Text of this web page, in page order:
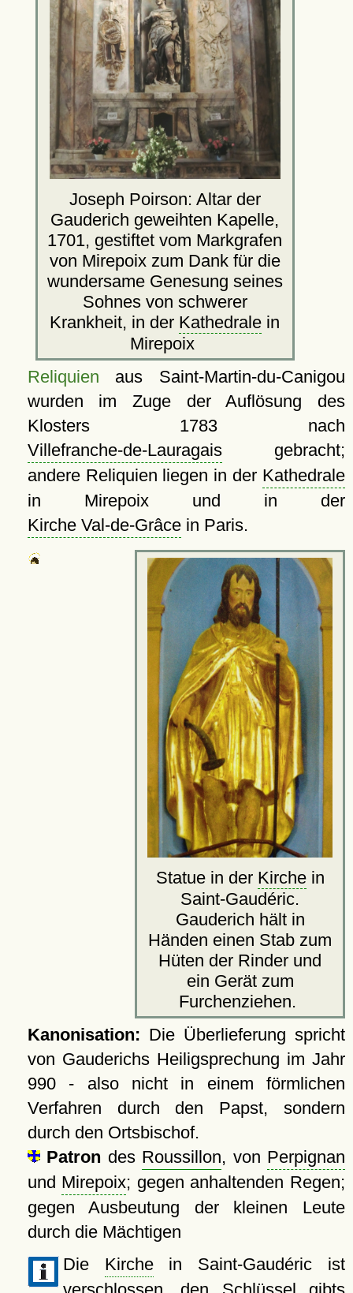
Joseph Poirson: Altar der
Gauderich geweihten Kapelle,
1701, gestiftet vom Markgrafen
von Mirepoix zum Dank für die
wundersame Genesung seines
Sohnes von schwerer
Krankheit, in der Kathedrale in
Mirepoix
Reliquien aus Saint-Martin-du-Canigou
wurden im Zuge der Auflösung des
Klosters 1783 nach
Villefranche-de-Lauragaisgebracht;
andere Reliquien liegen in der Kathedrale
in Mirepoix und in der
Kirche Val-de-Grâcein Paris.
Statue in der Kirchein
Saint-Gaudéric.
Gauderich hält in
Händen einen Stab zum
Hüten der Rinder und
ein Gerät zum
Furchenziehen.
Kanonisation: Die Überlieferung spricht
von Gauderichs Heiligsprechung im Jahr
990- also nicht in einem förmlichen
Verfahren durch den Papst, sondern
durch den Ortsbischof.
Patron des Roussillon, von Perpignan
und Mirepoix; gegen anhaltenden Regen;
gegen Ausbeutung der kleinen Leute
durch die Mächtigen
Die Kirchein Saint-Gaudéric ist